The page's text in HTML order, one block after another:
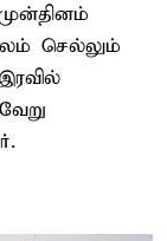
செல்லும்